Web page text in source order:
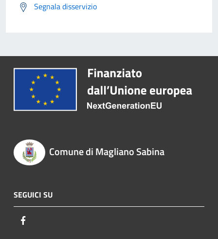
Segnala disservizio
Comune di Magliano Sabina
SEGUICI SU